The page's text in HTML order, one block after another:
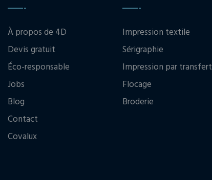
À propos de 4D
Devis gratuit
Éco-responsable
Jobs
Blog
Contact
Covalux
Impression textile
Sérigraphie
Impression par transfert
Flocage
Broderie